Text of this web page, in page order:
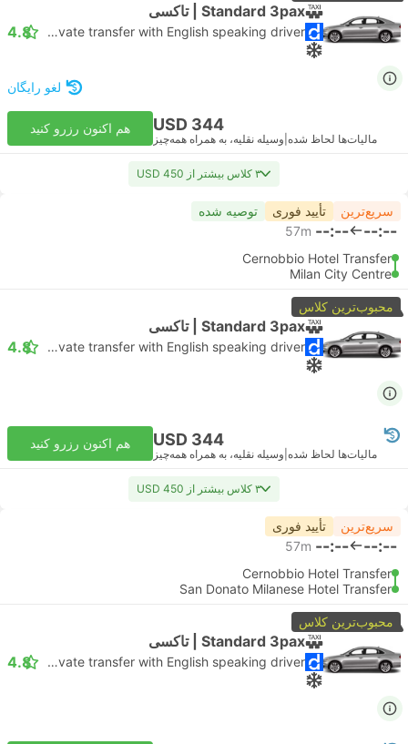
Standard 3pax | تاکسی
Daytrip private transfer with English speaking driver
4.8
لغو رایگان
USD 344
مالیات‌ها لحاظ شده وسیله نقلیه، به همراه همه‌چیز
هم اکنون رزرو کنید
۳ کلاس بیشتر از USD 450
سریع‌ترین تأیید فوری توصیه شده
--:--
--:--
57m
Cernobbio Hotel Transfer
Milan City Centre
محبوب‌ترین کلاس
Standard 3pax | تاکسی
Daytrip private transfer with English speaking driver
4.8
USD 344
مالیات‌ها لحاظ شده وسیله نقلیه، به همراه همه‌چیز
هم اکنون رزرو کنید
۳ کلاس بیشتر از USD 450
سریع‌ترین تأیید فوری
--:--
--:--
57m
Cernobbio Hotel Transfer
San Donato Milanese Hotel Transfer
محبوب‌ترین کلاس
Standard 3pax | تاکسی
Daytrip private transfer with English speaking driver
4.8